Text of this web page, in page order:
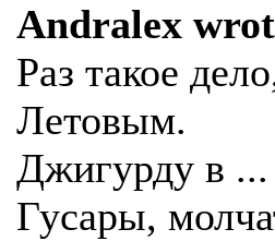
Andralex
Раз такое
Летовым.
Джигурду в ...
Гусары,